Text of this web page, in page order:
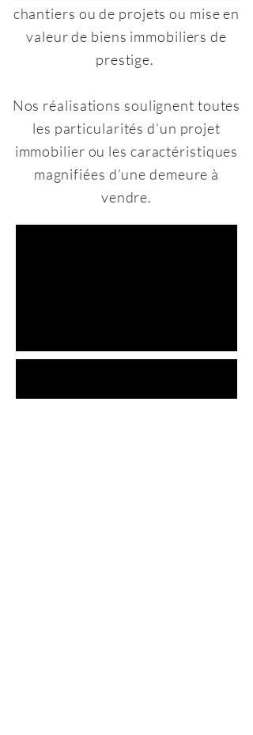
chantiers ou de projets ou mise en
valeur de biens immobiliers de
prestige.
Nos réalisations soulignent toutes
les particularités d’un projet
immobilier ou les caractéristiques
magnifiées d’une demeure à
vendre.